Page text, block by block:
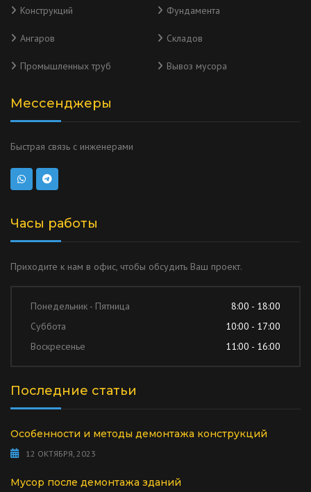
Конструкций Фундамента
Ангаров Складов
Промышленных труб Вывоз мусора
Мессенджеры
Быстрая связь с инженерами
Часы работы
Приходите к нам в офис, чтобы обсудить Ваш проект.
Понедельник - Пятница
8:00 - 18:00
Суббота
10:00 - 17:00
Воскресенье
11:00 - 16:00
Последние статьи
Особенности и методы демонтажа конструкций
12 ОКТЯБРЯ, 2023
Мусор после демонтажа зданий